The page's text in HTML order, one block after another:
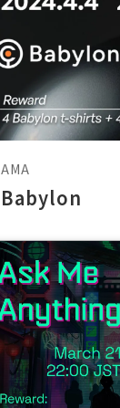
AMA
Babylon